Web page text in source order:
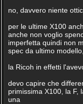
no, davvero niente
per le ultime X100
anche non voglio
imperfetta quindi non
spec da ultimo
la Ricoh in effetti
devo capire che
primissima X100, la F,
una